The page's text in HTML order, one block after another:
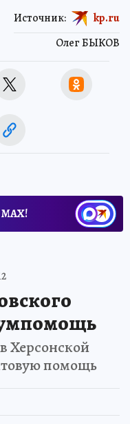
Олег БЫКОВ
Источник: kp.ru
МАХ!
Херсонской
помощь